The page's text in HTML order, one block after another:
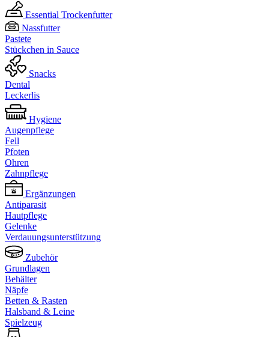
Essential Trockenfutter
Nassfutter
Pastete
Stückchen in Sauce
Snacks
Dental
Leckerlis
Hygiene
Augenpflege
Fell
Pfoten
Ohren
Zahnpflege
Ergänzungen
Antiparasit
Hautpflege
Gelenke
Verdauungsunterstützung
Zubehör
Grundlagen
Behälter
Näpfe
Betten & Rasten
Halsband & Leine
Spielzeug